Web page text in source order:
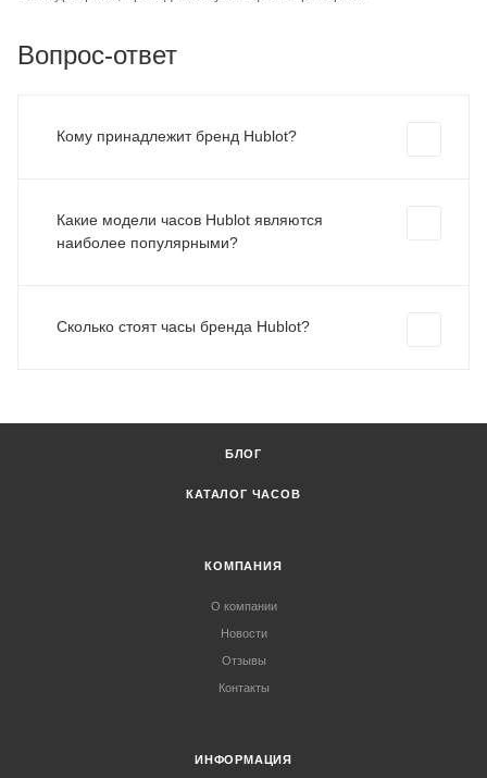
Вопрос-ответ
Кому принадлежит бренд Hublot?
Какие модели часов Hublot являются
наиболее популярными?
Сколько стоят часы бренда Hublot?
БЛОГ
КАТАЛОГ ЧАСОВ
КОМПАНИЯ
О компании
Новости
Отзывы
Контакты
ИНФОРМАЦИЯ